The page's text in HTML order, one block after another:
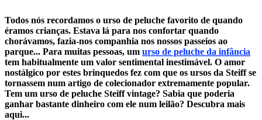
Todos nós recordamos o urso de peluche favorito de quando
éramos crianças. Estava lá para nos confortar quando
chorávamos, fazia-nos companhia nos nossos passeios ao
parque... Para muitas pessoas, um urso de peluche da infância
tem habitualmente um valor sentimental inestimável. O amor
nostálgico por estes brinquedos fez com que os ursos da Steiff se
tornassem num artigo de colecionador extremamente popular.
Tem um urso de peluche Steiff vintage? Sabia que poderia
ganhar bastante dinheiro com ele num leilão? Descubra mais
aqui...